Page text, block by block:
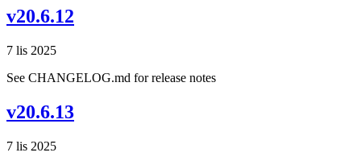
v20.6.12
7 lis 2025
See CHANGELOG.md for release notes
v20.6.13
7 lis 2025